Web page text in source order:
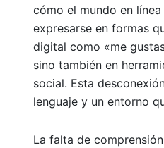
cómo el mundo en
expresarse en formas
digital como «me
sino también en
social. Esta
lenguaje y un entorno
La falta de